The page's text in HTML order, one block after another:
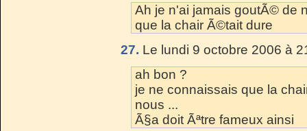
Ah je n'ai jamais goutÃ© de
que la chair Ã©tait dure
27. Le lundi 9 octobre 2006 à
ah bon ?
je ne connaissais que la
nous ...
Ã§a doit Ãªtre fameux ainsi